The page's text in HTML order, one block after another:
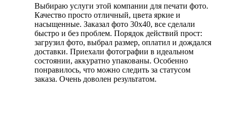
Выбираю услуги этой компании для печати фото.
Качество просто отличный, цвета яркие и
насыщенные. Заказал фото 30х40, все сделали
быстро и без проблем. Порядок действий прост:
загрузил фото, выбрал размер, оплатил и дождался
доставки. Приехали фотографии в идеальном
состоянии, аккуратно упакованы. Особенно
понравилось, что можно следить за статусом
заказа. Очень доволен результатом.